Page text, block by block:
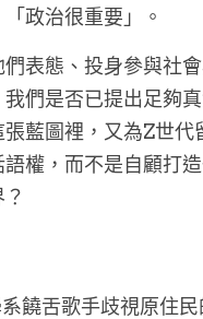
政治很重要」。
表態、投身參與社會
們是否已提出足夠
藍圖裡，又為Z世代
權，而不是自顧打
饒舌歌手歧視原住民